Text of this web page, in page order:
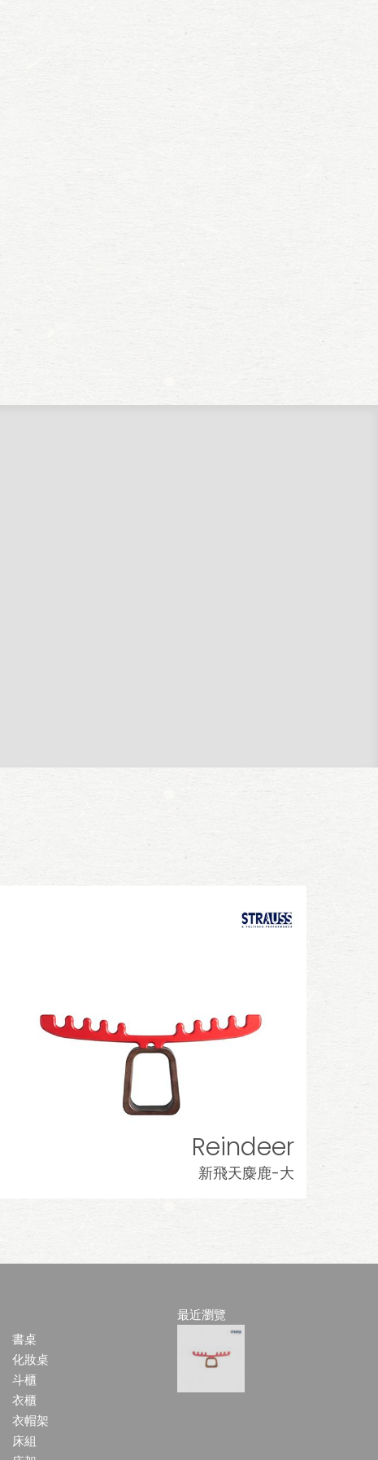
Reindeer
新飛天麋鹿-大
書桌
化妝桌
斗櫃
衣櫃
衣帽架
床組
最近瀏覽